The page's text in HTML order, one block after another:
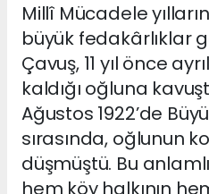
Millî Mücadele
büyük fedakârlıklar
Çavuş, 11 yıl önce
kaldığı oğluna
Ağustos 1922’de
sırasında, oğlunun
düşmüştü. Bu
hem köy halkının